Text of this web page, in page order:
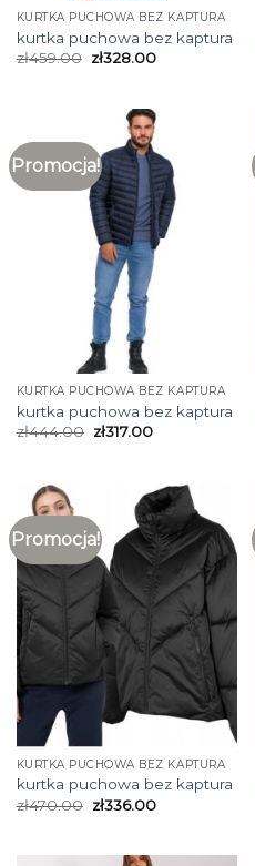
KURTKA PUCHOWA BEZ KAPTURA
kurtka puchowa bez kaptura
zł459.00 zł328.00
Promocja!
KURTKA PUCHOWA BEZ KAPTURA
kurtka puchowa bez kaptura
zł444.00 zł317.00
Promocja!
KURTKA PUCHOWA BEZ KAPTURA
kurtka puchowa bez kaptura
zł470.00 zł336.00